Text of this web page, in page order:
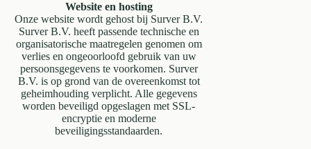
Website en hosting
Onze website wordt gehost bij Surver B.V.
Surver B.V. heeft passende technische en
organisatorische maatregelen genomen om
verlies en ongeoorloofd gebruik van uw
persoonsgegevens te voorkomen. Surver
B.V. is op grond van de overeenkomst tot
geheimhouding verplicht. Alle gegevens
worden beveiligd opgeslagen met SSL-
encryptie en moderne
beveiligingsstandaarden.